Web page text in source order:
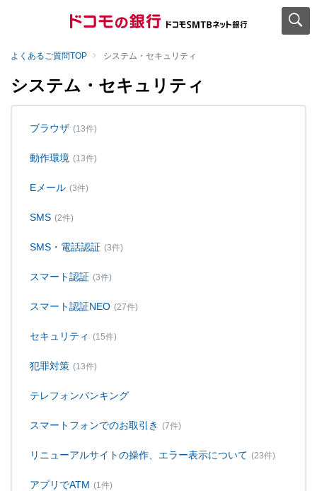
よくあるご質問TOP システム・セキュリティ
システム・セキュリティ
ブラウザ (13件)
動作環境 (13件)
Eメール (3件)
SMS (2件)
SMS・電話認証 (3件)
スマート認証 (3件)
スマート認証NEO (27件)
セキュリティ (15件)
犯罪対策 (13件)
テレフォンバンキング
スマートフォンでのお取引き (7件)
リニューアルサイトの操作、エラー表示について (23件)
アプリでATM (1件)